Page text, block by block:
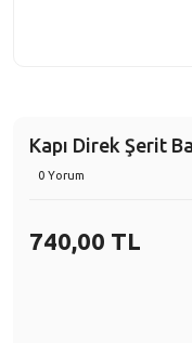
Kapı Direk Şerit
0 Yorum
740,00 TL